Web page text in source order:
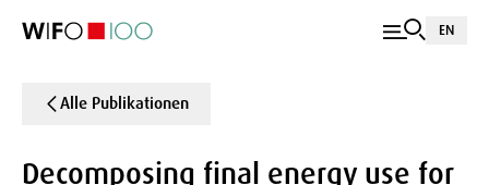
EN
Alle Publikationen
Decomposing final energy use for